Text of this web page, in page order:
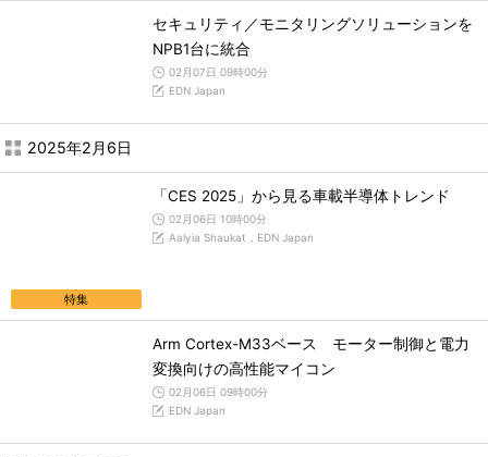
セキュリティ／モニタリングソリューションを
NPB1台に統合
02月07日 09時00分
EDN Japan
2025年2月6日
特集
「CES 2025」から見る車載半導体トレンド
02月06日 10時00分
Aalyia Shaukat，EDN Japan
Arm Cortex-M33ベース モーター制御と電力
変換向けの高性能マイコン
02月06日 09時00分
EDN Japan